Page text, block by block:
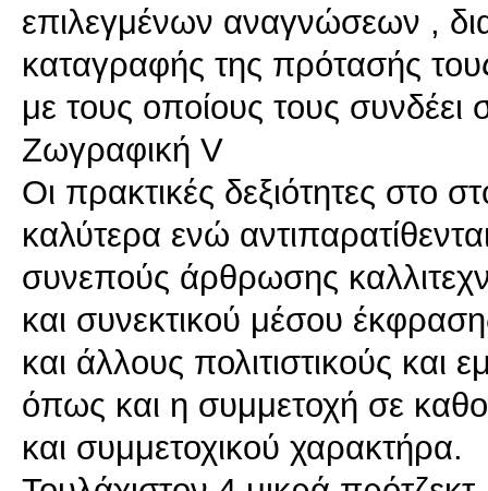
επιλεγμένων αναγνώσεων ,
καταγραφής της πρότασής
με τους οποίους τους συνδέει
Ζωγραφική V
Οι πρακτικές δεξιότητες στο
καλύτερα ενώ
συνεπούς άρθρωσης
και συνεκτικού μέσου
και άλλους πολιτιστικούς και
όπως και η συμμετοχή σε
και συμμετοχικού χαρακτήρα.